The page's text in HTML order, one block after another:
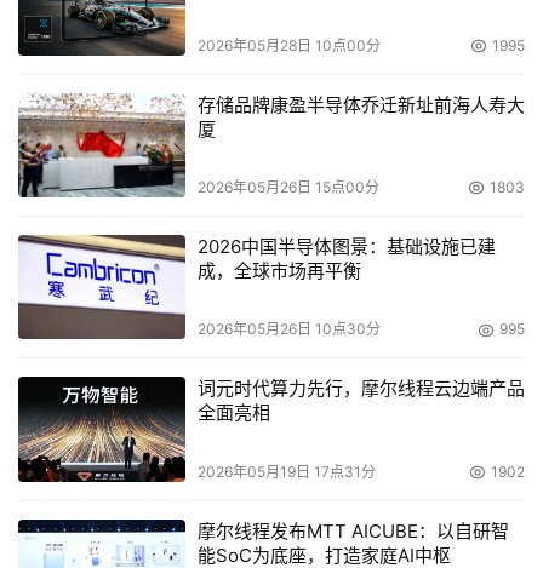
2026年05月28日 10点00分 1995
存储品牌康盈半导体乔迁新址前海人寿大
厦
2026年05月26日 15点00分 1803
2026中国半导体图景：基础设施已建
成，全球市场再平衡
2026年05月26日 10点30分 995
词元时代算力先行，摩尔线程云边端产品
全面亮相
2026年05月19日 17点31分 1902
摩尔线程发布MTT AICUBE：以自研智
能SoC为底座，打造家庭AI中枢